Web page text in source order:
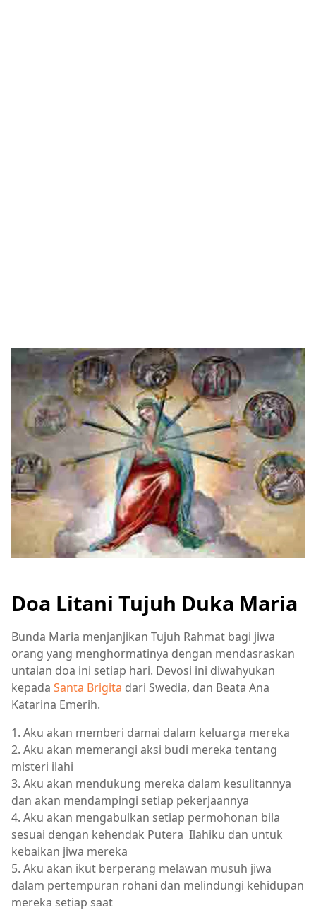
Doa Litani Tujuh Duka Maria
Bunda Maria menjanjikan Tujuh Rahmat bagi jiwa
orang yang menghormatinya dengan mendasraskan
untaian doa ini setiap hari. Devosi ini diwahyukan
kepada Santa Brigita dari Swedia, dan Beata Ana
Katarina Emerih.
1. Aku akan memberi damai dalam keluarga mereka
2. Aku akan memerangi aksi budi mereka tentang
misteri ilahi
3. Aku akan mendukung mereka dalam kesulitannya
dan akan mendampingi setiap pekerjaannya
4. Aku akan mengabulkan setiap permohonan bila
sesuai dengan kehendak Putera Ilahiku dan untuk
kebaikan jiwa mereka
5. Aku akan ikut berperang melawan musuh jiwa
dalam pertempuran rohani dan melindungi kehidupan
mereka setiap saat